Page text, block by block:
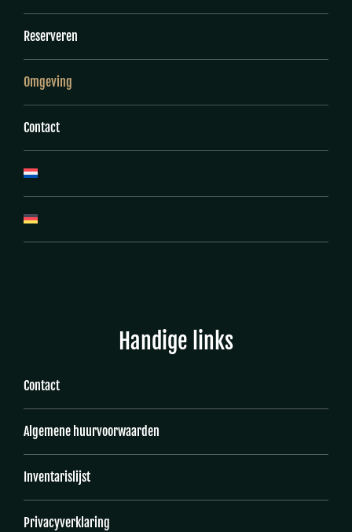
Reserveren
Omgeving
Contact
Handige links
Contact
Algemene huurvoorwaarden
Inventarislijst
Privacyverklaring